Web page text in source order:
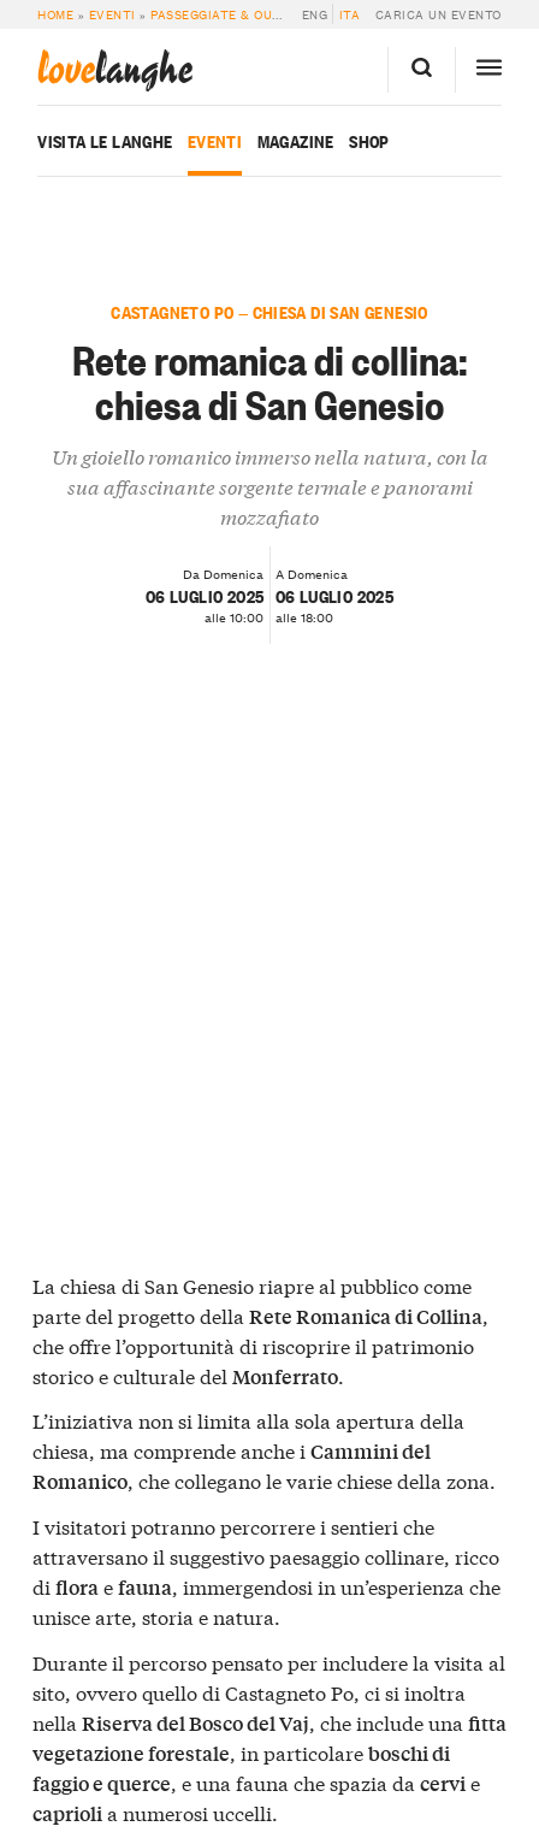
HOME » EVENTI »PASSEGGIATE & OUTDOOR » RETE ROMANICA DI COLLINA:
ENG ITA CARICA UN EVENTO
lovelanghe
VISITA LE LANGHE EVENTI MAGAZINE SHOP
CASTAGNETO PO — CHIESA DI SAN GENESIO
Rete romanica di collina:
chiesa di San Genesio
Un gioiello romanico immerso nella natura, con la
sua affascinante sorgente termale e panorami
mozzafiato
Da Domenica
06 LUGLIO 2025
alle 10:00
A Domenica
06 LUGLIO 2025
alle 18:00
La chiesa di San Genesio riapre al pubblico come
parte del progetto della Rete Romanica di Collina,
che offre l’opportunità di riscoprire il patrimonio
storico e culturale del Monferrato.
L’iniziativa non si limita alla sola apertura della
chiesa, ma comprende anche i Cammini del
Romanico, che collegano le varie chiese della zona.
I visitatori potranno percorrere i sentieri che
attraversano il suggestivo paesaggio collinare, ricco
di floraefauna, immergendosi in un’esperienza che
unisce arte, storia e natura.
Durante il percorso pensato per includere la visita al
sito, ovvero quello di Castagneto Po, ci si inoltra
nella Riserva del Bosco del Vaj, che include una fitta
vegetazione forestale, in particolareboschi di
faggio e querce, e una fauna che spazia da cervie
capriolia numerosi uccelli.